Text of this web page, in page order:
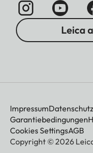
Leica
ImpressumDatenschutz
Garantiebedingungen
Cookies SettingsAGB
Copyright © 2026